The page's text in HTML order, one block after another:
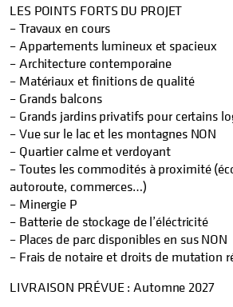
LES POINTS FORTS DU PROJET
– Travaux en cours
– Appartements lumineux et spacieux
– Architecture contemporaine
– Matériaux et finitions de qualité
– Grands balcons
– Grands jardins privatifs pour certains
– Vue sur le lac et les montagnes NON
– Quartier calme et verdoyant
– Toutes les commodités à proximité
autoroute, commerces…)
– Minergie P
– Batterie de stockage de l’éléctricité
– Places de parc disponibles en sus NON
– Frais de notaire et droits de mutation
LIVRAISON PRÉVUE : Automne 2027